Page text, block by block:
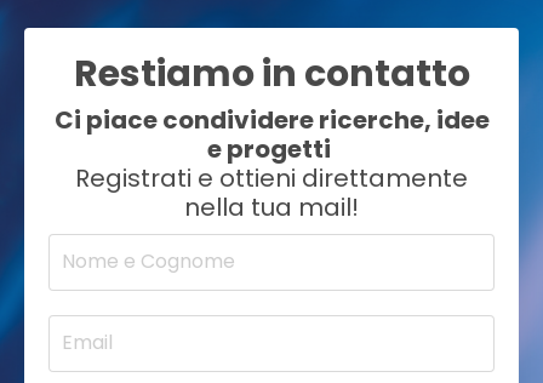
Restiamo in contatto
Ci piace condividere ricerche, idee
e progetti
Registrati e ottieni direttamente
nella tua mail!